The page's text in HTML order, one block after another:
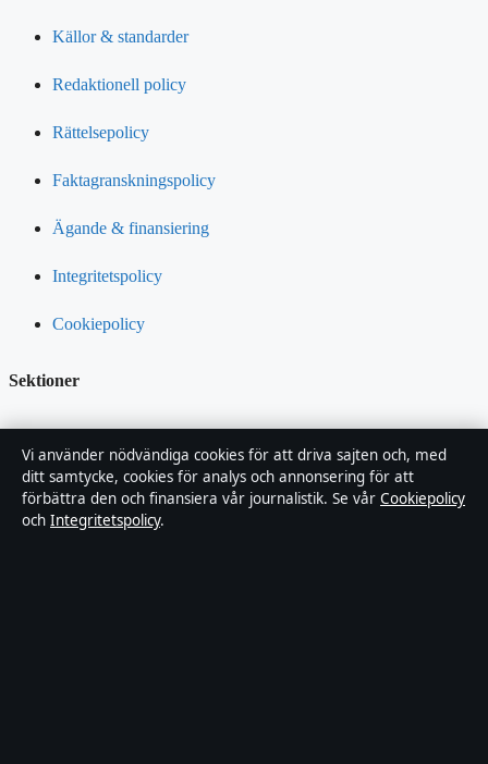
Källor & standarder
Redaktionell policy
Rättelsepolicy
Faktagranskningspolicy
Ägande & finansiering
Integritetspolicy
Cookiepolicy
Sektioner
Branschnyheter
Nöje
Vi använder nödvändiga cookies för att driva sajten och, med
ditt samtycke, cookies för analys och annonsering för att
förbättra den och finansiera vår journalistik. Se vår Cookiepolicy
och Integritetspolicy.